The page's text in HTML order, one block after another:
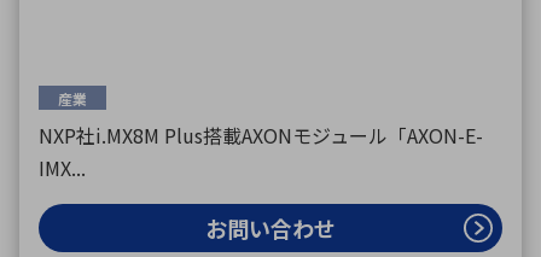
産業
NXP社i.MX8M Plus搭載AXONモジュール「AXON-E-
IMX...
お問い合わせ